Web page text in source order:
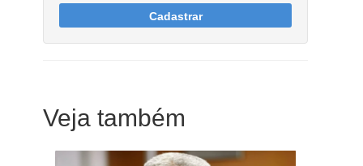
Cadastrar
Veja também